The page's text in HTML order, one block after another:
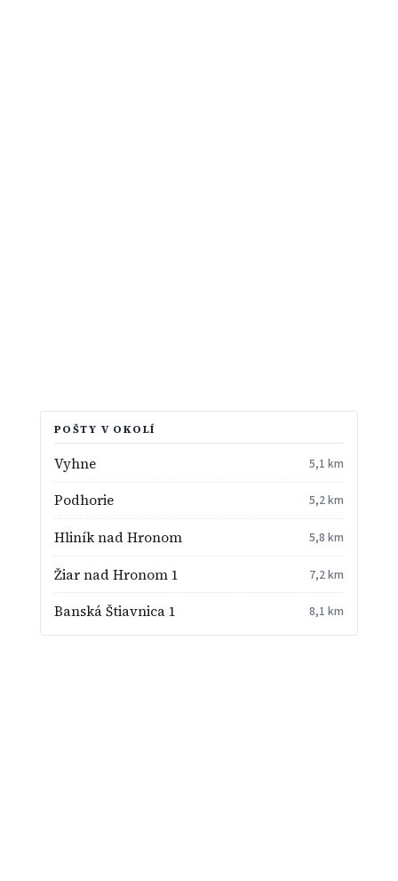
POŠTY V OKOLÍ
Vyhne 5,1 km
Podhorie 5,2 km
Hliník nad Hronom 5,8 km
Žiar nad Hronom 1 7,2 km
Banská Štiavnica 1 8,1 km